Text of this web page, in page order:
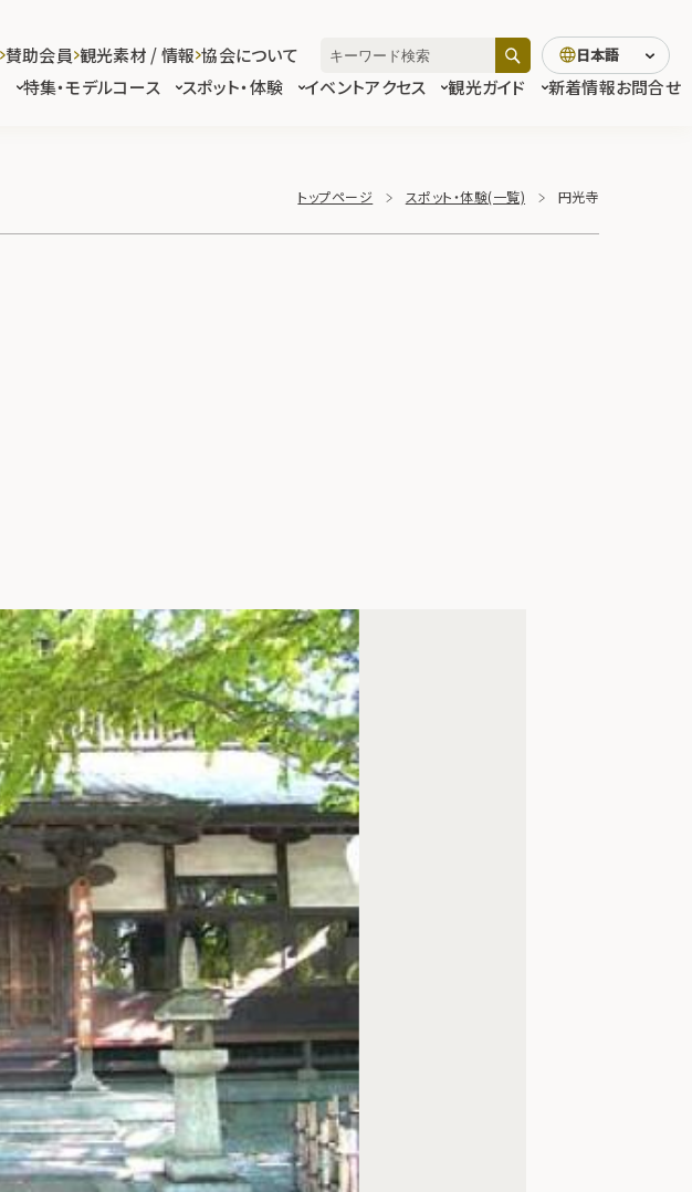
特集・モデルコース スポット・体験 イベントアクセス 観光ガイド 新着情報お問合せ
賛助会員 観光素材 / 情報 協会について 日本語
トップページ スポット・体験(一覧) 円光寺